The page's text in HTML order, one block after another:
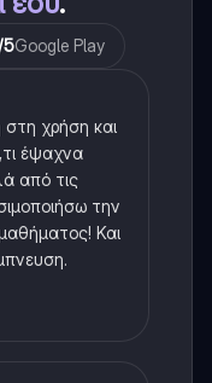
/5Google Play
στη χρήση και
έψαχνα
από τις
την
Και